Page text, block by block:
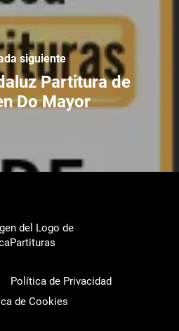
siguiente
Partitura de
Do Mayor
Política de Privacidad
de Cookies